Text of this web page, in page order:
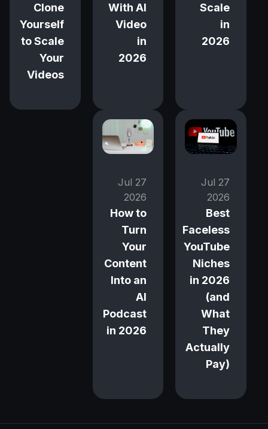
Scale
in
2026
With AI
Video
in
2026
Clone
Yourself
to Scale
Your
Videos
27 Jul
2026
Best
Faceless
YouTube
Niches
in 2026
(and
What
They
Actually
Pay)
27 Jul
2026
How to
Turn
Your
Content
Into an
AI
Podcast
in 2026